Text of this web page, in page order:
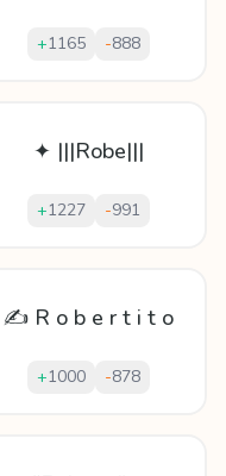
+1165 -888
✦ |||Robe|||
+1227 -991
✍ R o b e r t i t o
+1000 -878